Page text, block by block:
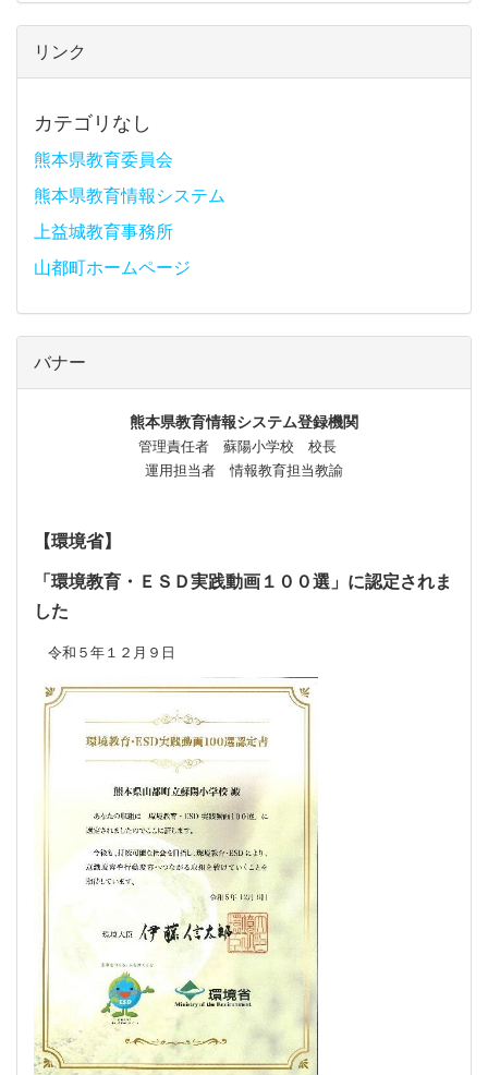
リンク
カテゴリなし
熊本県教育委員会
熊本県教育情報システム
上益城教育事務所
山都町ホームページ
バナー
熊本県教育情報システム登録機関
管理責任者 蘇陽小学校 校長
運用担当者 情報教育担当教諭
【環境省】
「環境教育・ＥＳＤ実践動画１００選」に認定されま
した
令和５年１２月９日